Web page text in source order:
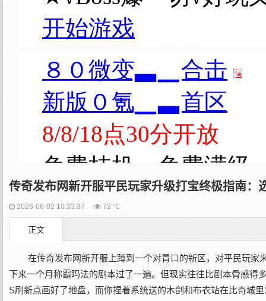
传奇发布网新开服平民玩家升级打宝终极指南：
2026-06-02 10:33:37 72 ℃
正文
在‌传奇发布网新开服‌上蹲到一个对胃口的新区，对平民玩
下来一个月称霸玛法的剧本过了一遍。但现实往往比剧本骨感得
S刷新点画好了地盘，而你捏着系统送的木剑和布衣站在比奇城